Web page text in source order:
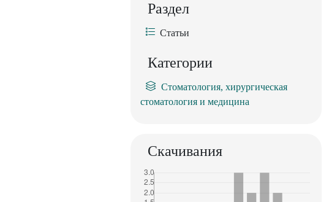
Раздел
Статьи
Категории
Стоматология, хирургическая
стоматология и медицина
Скачивания